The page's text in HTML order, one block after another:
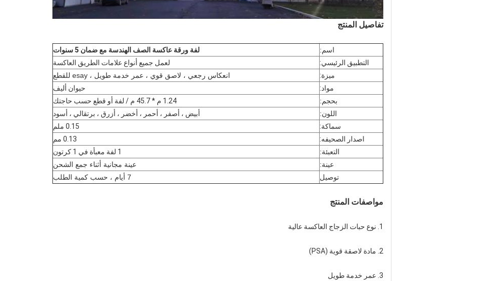
تفاصيل المنتج
اسم:
لفة ورقة عاكسة الصف الهندسة مع ضمان 5 سنوات
التطبيق الرئيسي:
لعمل جميع أنواع علامات الطريق العاكسة
ميزة:
انعكاس رجعي ، لاصق قوي ، عمر خدمة طويل ، esay للقطع
مواد:
حيوان أليف
بحجم:
1.24 م * 45.7 م / لفة أو قطع حسب حاجتك
اللون:
أبيض ، أصفر ، أحمر ، أخضر ، أزرق ، برتقالي ، أسود
سماكة:
0.15 ملم
اصدار الصحيفه:
0.13 مم
التعبئة:
1 لفة معبأة في 1 كرتون
عينة:
عينة مجانية أثناء جمع الشحن
توصيل
7 أيام ، حسب كمية الطلب
مواصفات المنتج
1. نوع حبات الزجاج العاكسة عالية
2. مادة لاصقة قوية (PSA)
3. عمر خدمة طويل